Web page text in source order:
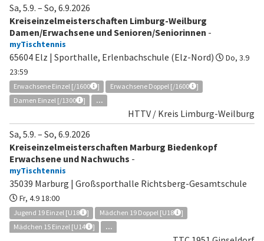
Sa, 5.9. – So, 6.9.2026
Kreiseinzelmeisterschaften Limburg-Weilburg
Damen/Erwachsene und Senioren/Seniorinnen -
myTischtennis
65604 Elz | Sporthalle, Erlenbachschule (Elz-Nord)
Do, 3.9
23:59
Erwachsene Einzel [/1600 ] Erwachsene Doppel [/1600
]
Damen Einzel [/1300
] ...
HTTV / Kreis Limburg-Weilburg
Sa, 5.9. – So, 6.9.2026
Kreiseinzelmeisterschaften Marburg Biedenkopf
Erwachsene und Nachwuchs -
myTischtennis
35039 Marburg | Großsporthalle Richtsberg-Gesamtschule
Fr, 4.9 18:00
Jugend 19 Einzel [U18 ] Mädchen 19 Doppel [U18
]
Mädchen 15 Einzel [U14
] ...